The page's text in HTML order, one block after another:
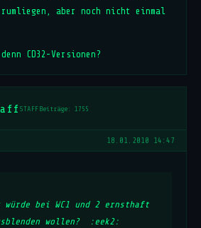
rumliegen, aber noch nicht einmal
CD32-Versionen?
STAFFBeiträge: 1755
18.01.2010 14:47
würde bei WC1 und 2 ernsthaft
wollen? :eek2: